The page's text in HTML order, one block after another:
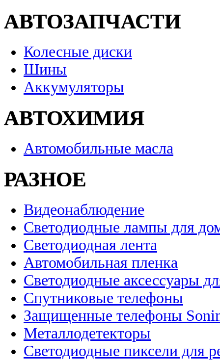
АВТОЗАПЧАСТИ
Колесные диски
Шины
Аккумуляторы
АВТОХИМИЯ
Автомобильные масла
РАЗНОЕ
Видеонаблюдение
Светодиодные лампы для
Светодиодная лента
Автомобильная пленка
Светодиодные аксессуары
Спутниковые телефоны
Защищенные телефоны
Металлодетекторы
Светодиодные пиксели для